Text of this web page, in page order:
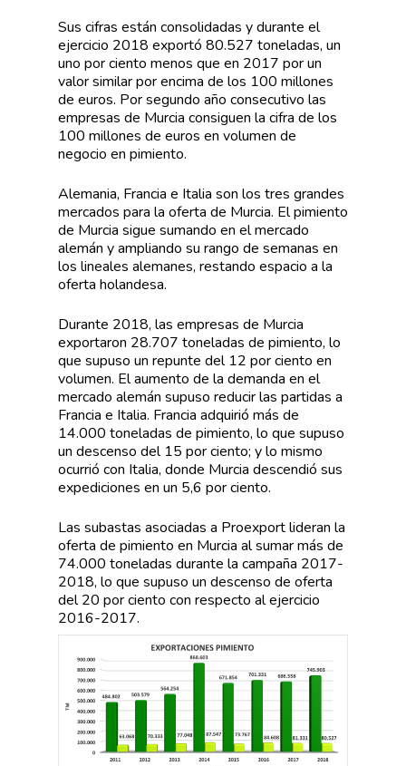
Sus cifras están consolidadas y durante el
ejercicio 2018 exportó 80.527 toneladas, un
uno por ciento menos que en 2017 por un
valor similar por encima de los 100 millones
de euros. Por segundo año consecutivo las
empresas de Murcia consiguen la cifra de los
100 millones de euros en volumen de
negocio en pimiento.
Alemania, Francia e Italia son los tres grandes
mercados para la oferta de Murcia. El pimiento
de Murcia sigue sumando en el mercado
alemán y ampliando su rango de semanas en
los lineales alemanes, restando espacio a la
oferta holandesa.
Durante 2018, las empresas de Murcia
exportaron 28.707 toneladas de pimiento, lo
que supuso un repunte del 12 por ciento en
volumen. El aumento de la demanda en el
mercado alemán supuso reducir las partidas a
Francia e Italia. Francia adquirió más de
14.000 toneladas de pimiento, lo que supuso
un descenso del 15 por ciento; y lo mismo
ocurrió con Italia, donde Murcia descendió sus
expediciones en un 5,6 por ciento.
Las subastas asociadas a Proexport lideran la
oferta de pimiento en Murcia al sumar más de
74.000 toneladas durante la campaña 2017-
2018, lo que supuso un descenso de oferta
del 20 por ciento con respecto al ejercicio
2016-2017.